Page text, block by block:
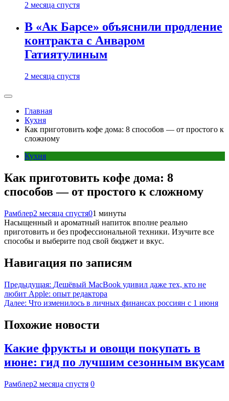
2 месяца спустя
В «Ак Барсе» объяснили продление
контракта с Анваром
Гатиятулиным
2 месяца спустя
Главная
Кухня
Как приготовить кофе дома: 8 способов — от простого к
сложному
Кухня
Как приготовить кофе дома: 8
способов — от простого к сложному
Рамблер2 месяца спустя01 минуты
Насыщенный и ароматный напиток вполне реально
приготовить и без профессиональной техники. Изучите все
способы и выберите под свой бюджет и вкус.
Навигация по записям
Предыдущая: Дешёвый MacBook удивил даже тех, кто не
любит Apple: опыт редактора
Далее: Что изменилось в личных финансах россиян с 1 июня
Похожие новости
Какие фрукты и овощи покупать в
июне: гид по лучшим сезонным вкусам
Рамблер2 месяца спустя 0